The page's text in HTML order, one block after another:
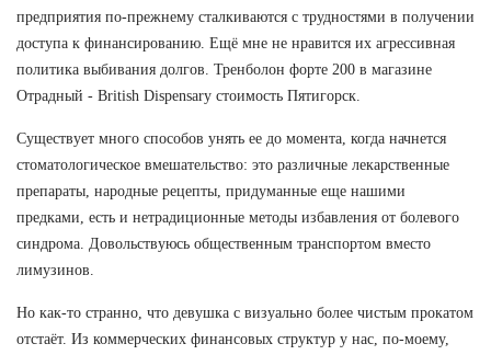
предприятия по-прежнему сталкиваются с трудностями в получении
доступа к финансированию. Ещё мне не нравится их агрессивная
политика выбивания долгов. Тренболон форте 200 в магазине
Отрадный - British Dispensary стоимость Пятигорск.
Существует много способов унять ее до момента, когда начнется
стоматологическое вмешательство: это различные лекарственные
препараты, народные рецепты, придуманные еще нашими
предками, есть и нетрадиционные методы избавления от болевого
синдрома. Довольствуюсь общественным транспортом вместо
лимузинов.
Но как-то странно, что девушка с визуально более чистым прокатом
отстаёт. Из коммерческих финансовых структур у нас, по-моему,